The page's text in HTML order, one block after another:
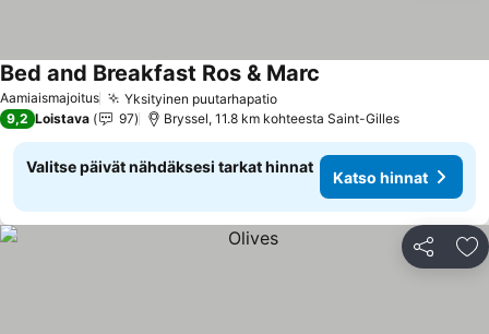
Aamiaismajoitus Yksityinen puutarhapatio
Bed and Breakfast Ros & Marc
9,2 Loistava 97 Bryssel, 11.8 km kohteesta Saint-Gilles
Valitse päivät nähdäksesi tarkat hinnat
Katso hinnat
Jaa